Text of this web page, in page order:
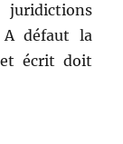
juri­dic­tions
défaut la
écrit doit